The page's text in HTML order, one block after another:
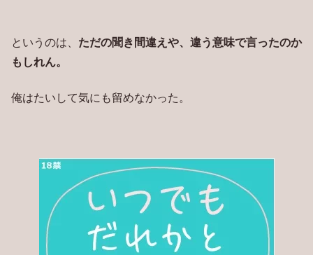
というのは、 ただの聞き間違えや、違う意味で言ったのか
もしれん。
俺はたいして気にも留めなかった。